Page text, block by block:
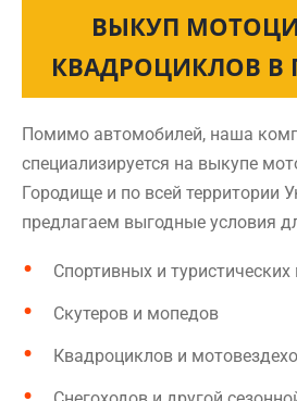
ВЫКУП
КВАДРОЦИКЛОВ В
Помимо автомобилей, наша
специализируется на выкупе
Городище и по всей территории
предлагаем выгодные условия
Спортивных и
Скутеров и мопедов
Квадроциклов и